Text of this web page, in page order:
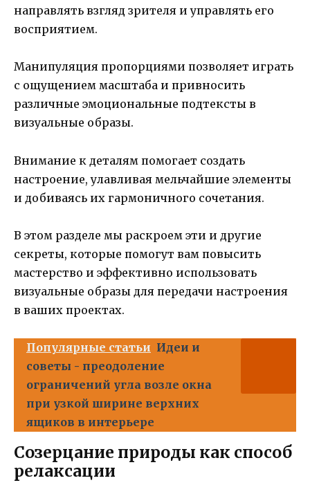
направлять взгляд зрителя и управлять его
восприятием.
Манипуляция пропорциями позволяет играть
с ощущением масштаба и привносить
различные эмоциональные подтексты в
визуальные образы.
Внимание к деталям помогает создать
настроение, улавливая мельчайшие элементы
и добиваясь их гармоничного сочетания.
В этом разделе мы раскроем эти и другие
секреты, которые помогут вам повысить
мастерство и эффективно использовать
визуальные образы для передачи настроения
в ваших проектах.
Популярные статьи Идеи и
советы - преодоление
ограничений угла возле окна
при узкой ширине верхних
ящиков в интерьере
Созерцание природы как способ
релаксации